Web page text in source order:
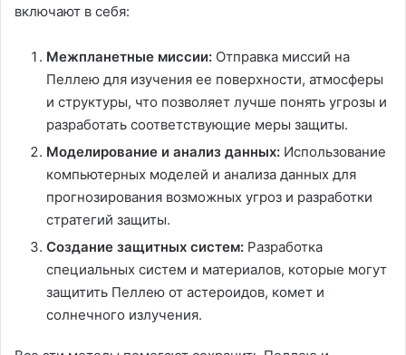
включают в себя:
Межпланетные миссии: Отправка миссий на
Пеллею для изучения ее поверхности, атмосферы
и структуры, что позволяет лучше понять угрозы и
разработать соответствующие меры защиты.
Моделирование и анализ данных: Использование
компьютерных моделей и анализа данных для
прогнозирования возможных угроз и разработки
стратегий защиты.
Создание защитных систем: Разработка
специальных систем и материалов, которые могут
защитить Пеллею от астероидов, комет и
солнечного излучения.